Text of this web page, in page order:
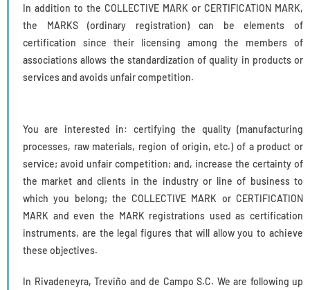
In addition to the COLLECTIVE MARK or CERTIFICATION MARK,
the MARKS (ordinary registration) can be elements of
certification since their licensing among the members of
associations allows the standardization of quality in products or
services and avoids unfair competition.
You are interested in: certifying the quality (manufacturing
processes, raw materials, region of origin, etc.) of a product or
service; avoid unfair competition; and, increase the certainty of
the market and clients in the industry or line of business to
which you belong; the COLLECTIVE MARK or CERTIFICATION
MARK and even the MARK registrations used as certification
instruments, are the legal figures that will allow you to achieve
these objectives.
In Rivadeneyra, Treviño and de Campo S.C. We are following up